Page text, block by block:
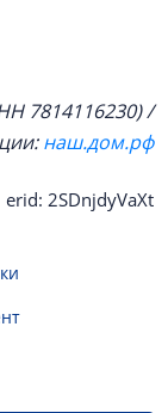
7814116230) /
наш.дом.рф
erid: 2SDnjdyVaXt